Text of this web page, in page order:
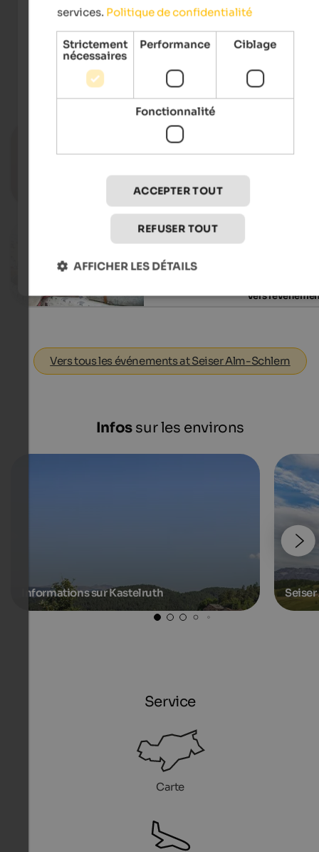
IDM Südtirol-Alto Adige | Andreas Mierswa
Événementsat Seiser Alm-Schlern
17.08.2026, 24.08.2026, …
Summer Classics
09.08.2026, 29.08.2026, …
St. Michael - Eppan an der Weinstraße
Vers
Vers tous les événements at Seiser Alm-Schlern
Infossur les environs
Informations sur Kastelruth
Service
Carte
services. Politique de confidentialité
Strictement
nécessaires
Performance Ciblage
Fonctionnalité
ACCEPTER TOUT
REFUSER TOUT
AFFICHER LES DÉTAILS